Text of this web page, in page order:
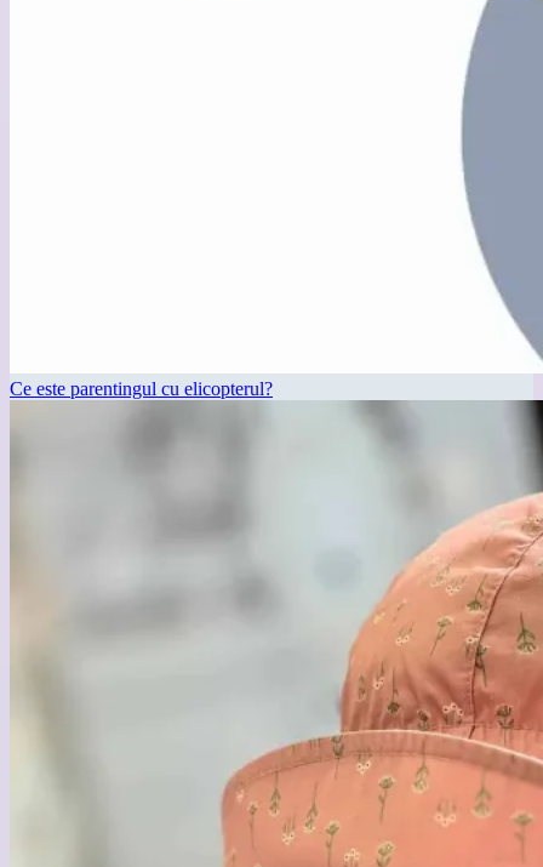
Ce este parentingul cu elicopterul?